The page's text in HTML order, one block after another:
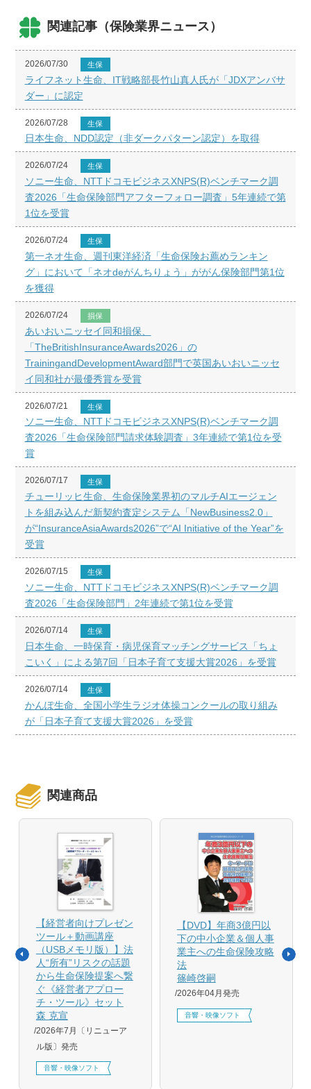
関連記事（保険業界ニュース）
2026/07/30 生保
ライフネット生命、IT戦略部長竹山真人氏が「JDXアンバサ
ダー」に認定
2026/07/28 生保
日本生命、NDD認定（非ダークパターン認定）を取得
2026/07/24 生保
ソニー生命、NTTドコモビジネスXNPS(R)ベンチマーク調
査2026「生命保険部門アフターフォロー調査」5年連続で第
1位を受賞
2026/07/24 生保
第一ネオ生命、週刊東洋経済「生命保険お薦めランキン
グ」において「ネオdeがんちりょう」ががん保険部門第1位
を獲得
2026/07/24 損保
あいおいニッセイ同和損保、
「TheBritishInsuranceAwards2026」の
TrainingandDevelopmentAward部門で英国あいおいニッセ
イ同和社が最優秀賞を受賞
2026/07/21 生保
ソニー生命、NTTドコモビジネスXNPS(R)ベンチマーク調
査2026「生命保険部門請求体験調査」3年連続で第1位を受
賞
2026/07/17 生保
チューリッヒ生命、生命保険業界初のマルチAIエージェン
トを組み込んだ新契約査定システム「NewBusiness2.0」
が“InsuranceAsiaAwards2026”で“AI Initiative of the Year”を
受賞
2026/07/15 生保
ソニー生命、NTTドコモビジネスXNPS(R)ベンチマーク調
査2026「生命保険部門」2年連続で第1位を受賞
2026/07/14 生保
日本生命、一時保育・病児保育マッチングサービス「ちょ
こいく」による第7回「日本子育て支援大賞2026」を受賞
2026/07/14 生保
かんぽ生命、全国小学生ラジオ体操コンクールの取り組み
が「日本子育て支援大賞2026」を受賞
関連商品
【経営者向けプレゼン
ツール＋動画講座
（USBメモリ版）】法
人“所有”リスクの話題
から生命保険提案へ繋
ぐ《経営者アプロー
チ・ツール》セット
森 克宣
2026年7月〔リニューア
ル版〕発売
音響・映像ソフト
【DVD】年商3億円以
下の中小企業＆個人事
業主への生命保険攻略
法
篠崎啓嗣
2026年04月発売
音響・映像ソフト